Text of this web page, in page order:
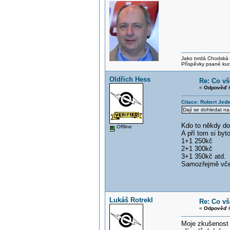
Jako tvrdá
Příspěvky psané
Oldřich Hess
Offline
Re: Co
« Odpověď
Citace: Robert
Dají se dohledat
Kdo to někdy
A pří tom si
1+1 250kč
2+1 300kč
3+1 350kč atd.
Samozřejmě
Lukáš Rotrekl Re: Co
« Odpověď
Moje